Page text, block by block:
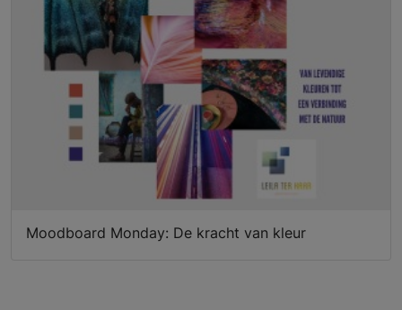
Moodboard Monday: De kracht van kleur